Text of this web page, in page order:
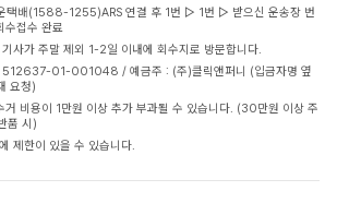
택배(1588-1255)ARS 연결 후 1번 ▷ 1번 ▷ 받으신 운송장 번
접수 완료
사가 주말 제외 1-2일 이내에 회수지로 방문합니다.
512637-01-001048 / 예금주 : (주)클릭앤퍼니 (입금자명 옆
요청)
거 비용이 1만원 이상 추가 부과될 수 있습니다. (30만원 이상 주
품 시)
제한이 있을 수 있습니다.